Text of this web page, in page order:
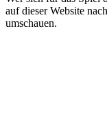
auf dieser Website
umschauen.